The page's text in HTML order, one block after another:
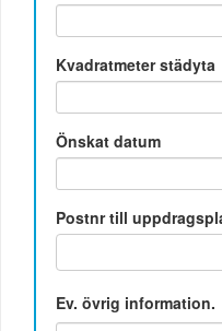
Kvadratmeter städyta
Önskat datum
Postnr till
Ev. övrig information.